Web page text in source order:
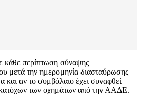
κάθε περίπτωση σύναψης
μετά την ημερομηνία διασταύρωσης
αν το συμβόλαιο έχει συναφθεί
των οχημάτων από την ΑΑΔΕ.